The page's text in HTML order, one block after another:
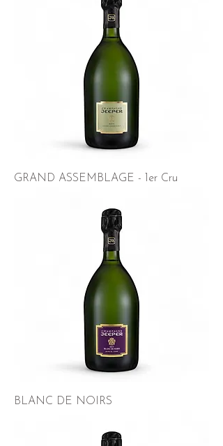
GRAND ASSEMBLAGE - 1er Cru
BLANC DE NOIRS